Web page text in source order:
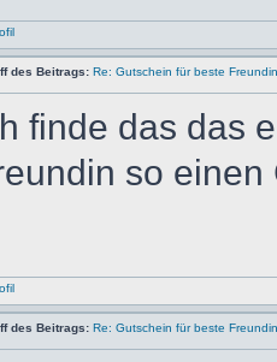
des Beitrags: Re: Gutschein für beste Freundin
finde das das
so
des Beitrags: Re: Gutschein für beste Freundin